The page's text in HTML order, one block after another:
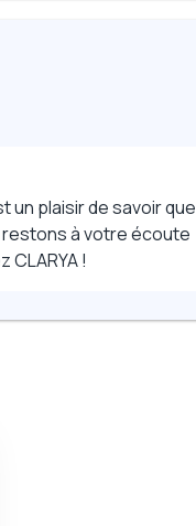
un plaisir de savoir que
restons à votre écoute
!